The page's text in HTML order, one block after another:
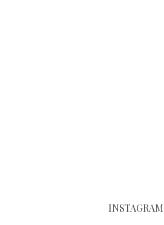
INSTAGRAM